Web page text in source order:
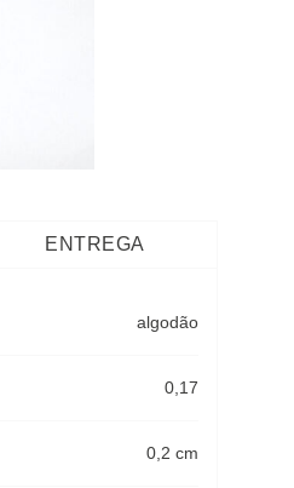
ENTREGA
algodão
0,17
0,2 cm